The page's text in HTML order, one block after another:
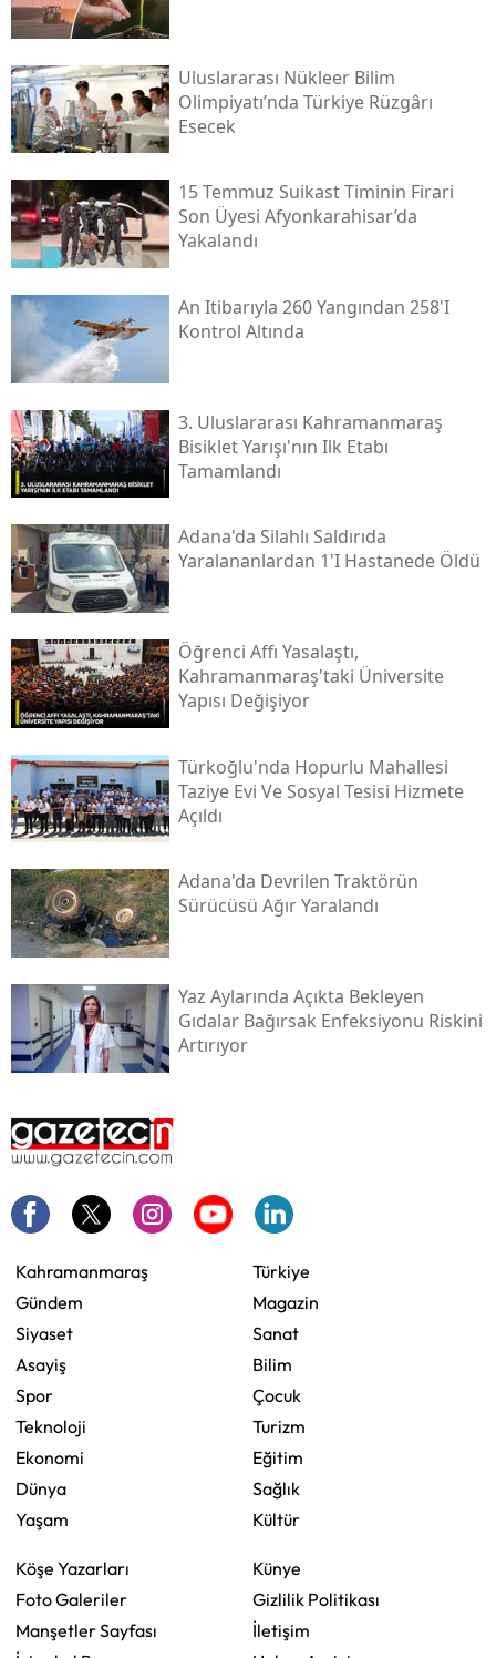
Uluslararası Nükleer Bilim
Olimpiyatı’nda Türkiye Rüzgârı
Esecek
15 Temmuz Suikast Timinin Firari
Son Üyesi Afyonkarahisar’da
Yakalandı
An Itibarıyla 260 Yangından 258'i
Kontrol Altında
3. Uluslararası Kahramanmaraş
Bisiklet Yarışı'nın Ilk Etabı
Tamamlandı
Adana'da Silahlı Saldırıda
Yaralananlardan 1'i Hastanede Öldü
Öğrenci Affı Yasalaştı,
Kahramanmaraş'taki Üniversite
Yapısı Değişiyor
Türkoğlu'nda Hopurlu Mahallesi
Taziye Evi Ve Sosyal Tesisi Hizmete
Açıldı
Adana'da Devrilen Traktörün
Sürücüsü Ağır Yaralandı
Yaz Aylarında Açıkta Bekleyen
Gıdalar Bağırsak Enfeksiyonu Riskini
Artırıyor
Kahramanmaraş
Gündem
Siyaset
Asayiş
Spor
Teknoloji
Ekonomi
Dünya
Yaşam
Türkiye
Magazin
Sanat
Bilim
Çocuk
Turizm
Eğitim
Sağlık
Kültür
Köşe Yazarları
Foto Galeriler
Manşetler Sayfası
Künye
Gizlilik Politikası
İletişim